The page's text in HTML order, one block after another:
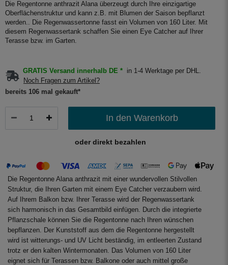
Die Regentonne anthrazit Alana überzeugt durch Ihre einzigartige
Oberflächenstruktur und kann z.B. mit Blumen der Saison bepflanzt
werden.. Die Regenwassertonne fasst ein Volumen von 160 Liter. Mit
diesem Regenwassertank schaffen Sie einen Eye Catcher auf Ihrer
Terasse bzw. im Garten.
GRATIS Versand innerhalb DE *
in 1-4 Werktage per DHL.
Noch Fragen zum Artikel?
bereits 106 mal gekauft*
In den Warenkorb
oder direkt bezahlen
Die Regentonne Alana anthrazit mit einer wundervollen Stilvollen
Struktur, die Ihren Garten mit einem Eye Catcher verzaubern wird.
Auf Ihrem Balkon bzw. Ihrer Terasse wird der Regenwassertank
sich harmonisch in das Gesamtbild einfügen. Durch die integrierte
Pflanzschale können Sie die Regentonne nach Ihren wünschen
bepflanzen. Der Kunststoff aus dem die Regentonne hergestellt
wird ist witterungs- und UV Licht beständig, im entleerten Zustand
trotz er den kalten Wintermonaten. Das Volumen von 160 Liter
eignet sich für Terassen bzw. Balkone oder auch mittel große